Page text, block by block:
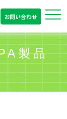
お問い合わせ
製品